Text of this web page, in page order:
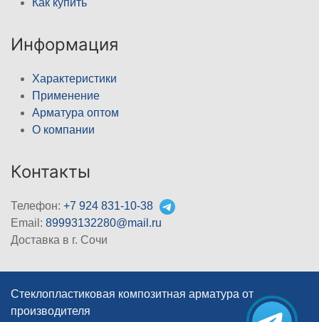
Как купить
Информация
Характеристики
Применение
Арматура оптом
О компании
Контакты
Телефон: +7 924 831-10-38
Email: 89993132280@mail.ru
Доставка в г. Сочи
Стеклопластиковая композитная арматура от
производителя